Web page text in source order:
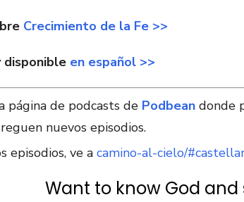
Crecimiento de la Fe >>
disponible en español >>
página de podcasts de Podbean donde
nuevos episodios.
episodios, ve a camino-al-cielo/
Want to know God